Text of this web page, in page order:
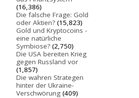
(16,386)
Die falsche Frage: Gold
oder Aktien? (15,823)
Gold und Kryptocoins -
eine natürliche
Symbiose? (2,750)
Die USA bereiten Krieg
gegen Russland vor
(1,857)
Die wahren Strategen
hinter der Ukraine-
Verschwörung (409)